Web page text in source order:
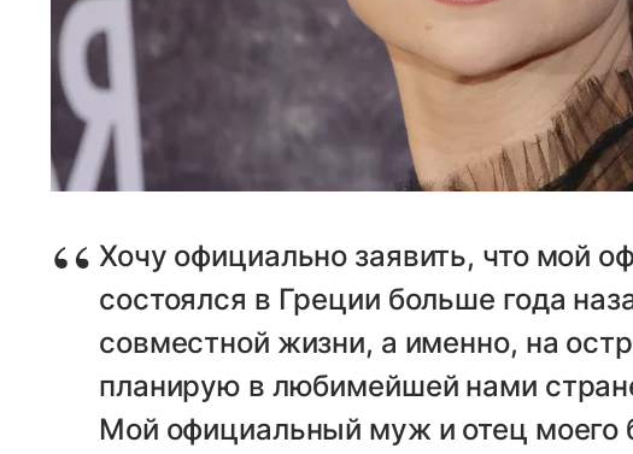
Хочу официально заявить, что мой
состоялся в Греции больше года
совместной жизни, а именно, на
планирую в любимейшей нами
Мой официальный муж и отец моего